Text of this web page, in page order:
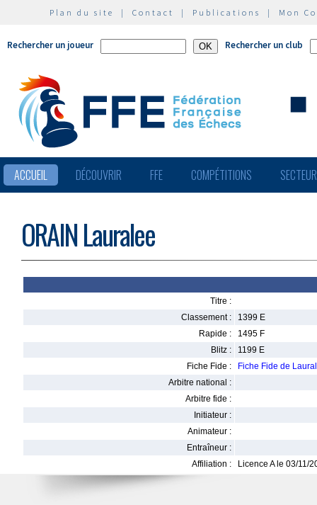
Plan du site | Contact | Publications | Mon
Rechercher un joueur Rechercher un club
ACCUEIL DÉCOUVRIR FFE COMPÉTITIONS
ORAIN Lauralee
Titre :
Classement :
1399 E
Rapide :
1495 F
Blitz :
1199 E
Fiche Fide :
Fiche Fide de
Arbitre national :
Arbitre fide :
Initiateur :
Animateur :
Entraîneur :
Affiliation :
Licence A le 03/11/